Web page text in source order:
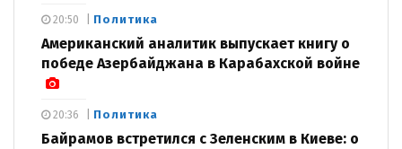
Политика
Американский аналитик выпускает книгу о
победе Азербайджана в Карабахской войне
20:50
Политика
Байрамов встретился с Зеленским в Киеве: о
20:36